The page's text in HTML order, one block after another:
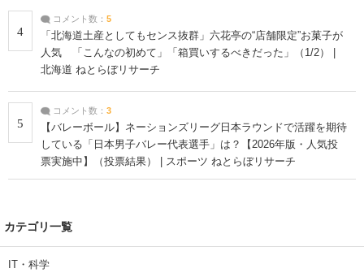
4
コメント数： 5
「北海道土産としてもセンス抜群」六花亭の“店舗限定”お菓子が
人気 「こんなの初めて」「箱買いするべきだった」（1/2） |
北海道 ねとらぼリサーチ
5
コメント数： 3
【バレーボール】ネーションズリーグ日本ラウンドで活躍を期待
している「日本男子バレー代表選手」は？【2026年版・人気投
票実施中】（投票結果） | スポーツ ねとらぼリサーチ
カテゴリ一覧
IT・科学